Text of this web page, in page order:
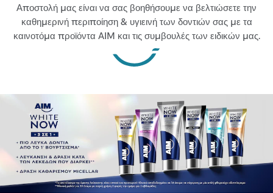
Αποστολή μας είναι να σας βοηθήσουμε να βελτιώσετε την
καθημερινή περιποίηση & υγιεινή των δοντιών σας με τα
καινοτόμα προϊόντα AIM και τις συμβουλές των ειδικών μας.